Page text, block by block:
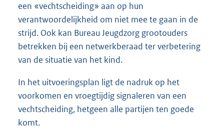
een «vechtscheiding» aan op hun
verantwoordelijkheid om niet mee te gaan in de
strijd. Ook kan Bureau Jeugdzorg grootouders
betrekken bij een netwerkberaad ter verbetering
van de situatie van het kind.
In het uitvoeringsplan ligt de nadruk op het
voorkomen en vroegtijdig signaleren van een
vechtscheiding, hetgeen alle partijen ten goede
komt.